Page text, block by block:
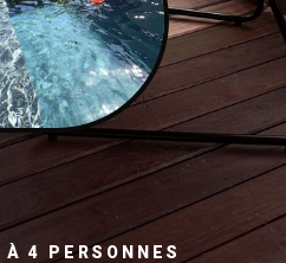
4 PERSONNES